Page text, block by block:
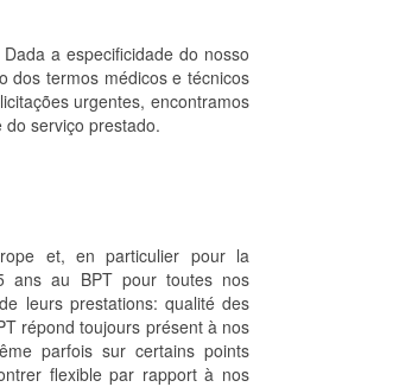
a especificidade do nosso
dos termos médicos e técnicos
urgentes, encontramos
serviço prestado.
et, en particulier pour la
ans au BPT pour toutes nos
leurs prestations: qualité des
répond toujours présent à nos
parfois sur certains points
flexible par rapport à nos